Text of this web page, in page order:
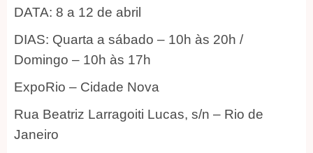
DATA: 8 a 12 de abril
DIAS: Quarta a sábado – 10h às 20h /
Domingo – 10h às 17h
ExpoRio – Cidade Nova
Rua Beatriz Larragoiti Lucas, s/n – Rio de
Janeiro